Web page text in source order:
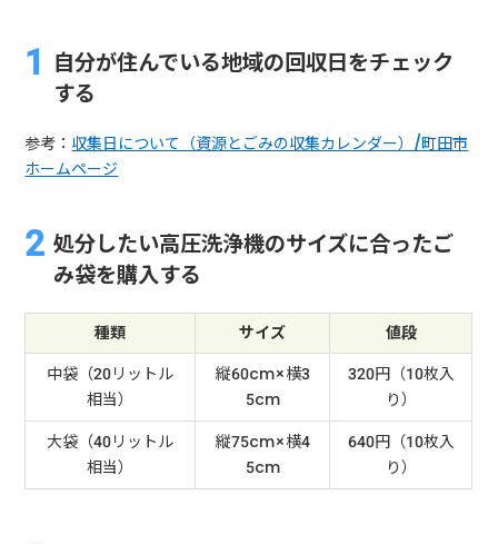
自分が住んでいる地域の回収日をチェック
する
参考： 収集日について（資源とごみの収集カレンダー）/町田市
ホームページ
処分したい高圧洗浄機のサイズに合ったご
み袋を購入する
種類 サイズ
値段
中袋（20リットル
相当）
縦60cm×横3
5cm
320円（10枚入
り）
大袋（40リットル
相当）
縦75cm×横4
5cm
640円（10枚入
り）